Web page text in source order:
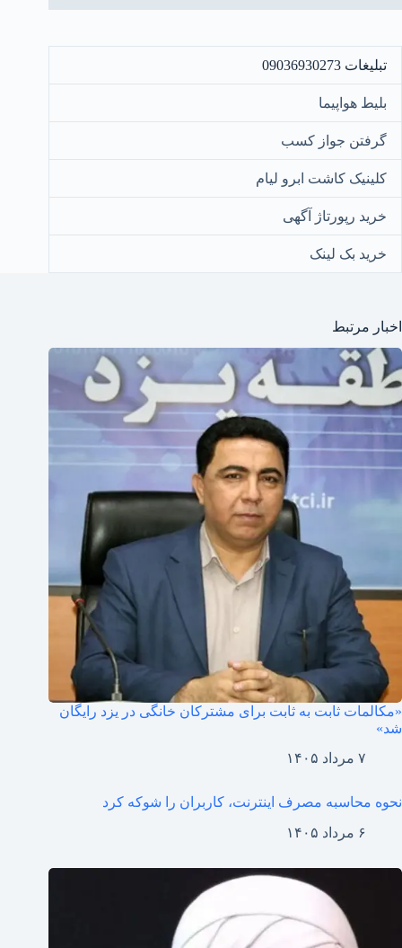
تبلیغات 09036930273
بلیط هواپیما
گرفتن جواز کسب
کلینیک کاشت ابرو لیام
خرید رپورتاژ آگهی
خرید بک لینک
اخبار مرتبط
«مکالمات ثابت به ثابت برای مشترکان خانگی در یزد رایگان
شد»
۷ مرداد ۱۴۰۵
نحوه محاسبه مصرف اینترنت، کاربران را شوکه کرد
۶ مرداد ۱۴۰۵